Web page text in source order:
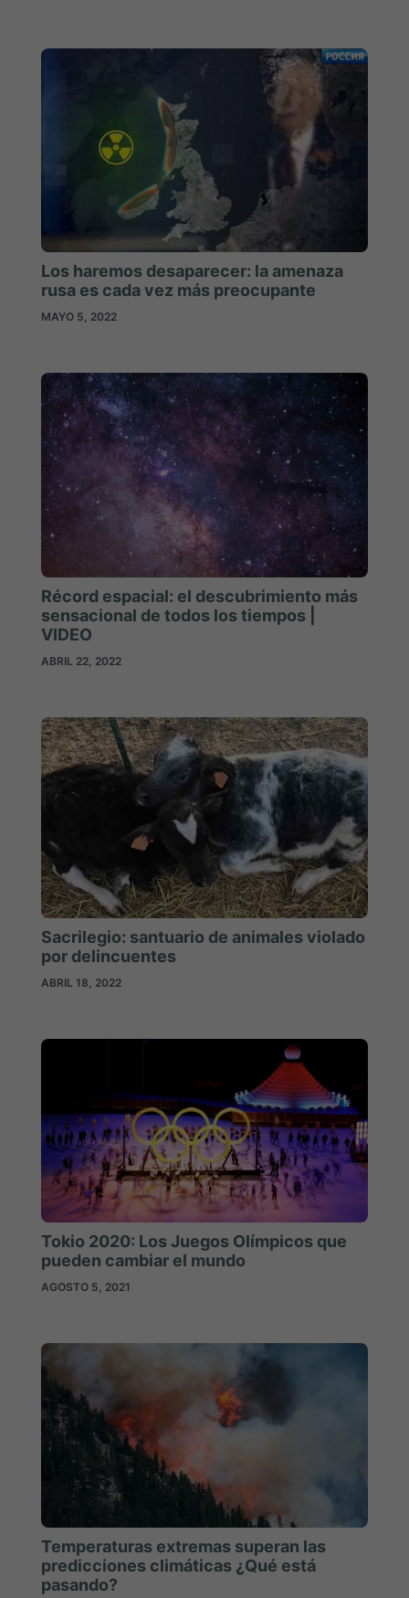
Los haremos desaparecer: la amenaza
rusa es cada vez más preocupante
MAYO 5, 2022
Récord espacial: el descubrimiento más
sensacional de todos los tiempos |
VIDEO
ABRIL 22, 2022
Sacrilegio: santuario de animales violado
por delincuentes
ABRIL 18, 2022
Tokio 2020: Los Juegos Olímpicos que
pueden cambiar el mundo
AGOSTO 5, 2021
Temperaturas extremas superan las
predicciones climáticas ¿Qué está
pasando?